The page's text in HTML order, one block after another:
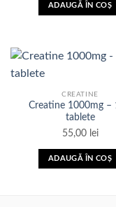
ADAUGĂ ÎN COȘ
CREATINE
Creatine 1000mg –
tablete
55,00 lei
ADAUGĂ ÎN COȘ